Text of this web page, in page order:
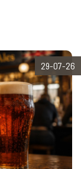
29-07-26